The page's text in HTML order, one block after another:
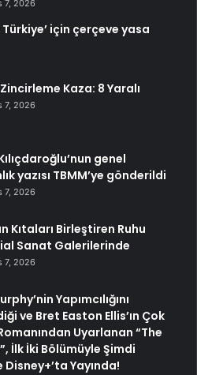
7, 2026
için çerçeve yasa
Kaza: 8 Yaralı
7, 2026
genel
yazısı TBMM’ye gönderildi
7, 2026
Kıtaları Birleştiren Ruhu
Sanat Galerilerinde
7, 2026
Yapımcılığını
ve Bret Easton Ellis’ın Çok
Uyarlanan “The
İlk İki Bölümüyle Şimdi
Disney+’ta Yayında!